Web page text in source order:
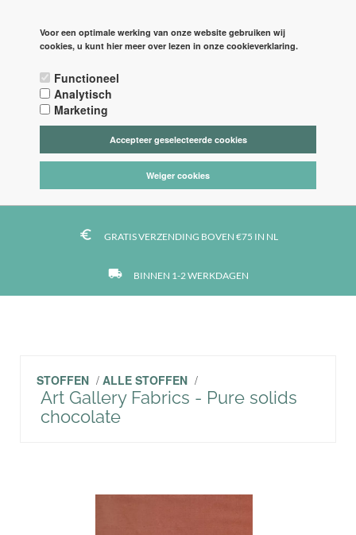
tag_faces DE LEUKSTE STOFFEN
euro_symbol GRATIS VERZENDING BOVEN €75 IN NL
local_shipping BINNEN 1-2 WERKDAGEN
STOFFEN / ALLE STOFFEN /
Art Gallery Fabrics - Pure solids
chocolate
Voor een optimale werking van onze website gebruiken wij
cookies, u kunt hier meer over lezen in onze cookieverklaring.
Functioneel
Analytisch
Marketing
Accepteer geselecteerde cookies
Weiger cookies